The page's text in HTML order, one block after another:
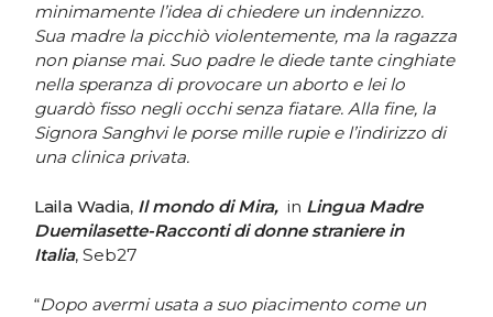
minimamente l’idea di chiedere un indennizzo.
Sua madre la picchiò violentemente, ma la ragazza
non pianse mai. Suo padre le diede tante cinghiate
nella speranza di provocare un aborto e lei lo
guardò fisso negli occhi senza fiatare. Alla fine, la
Signora Sanghvi le porse mille rupie e l’indirizzo di
una clinica privata.
Laila Wadia, Il mondo di Mira,in Lingua Madre
Duemilasette-Racconti di donne straniere in
Italia, Seb27
“Dopo avermi usata a suo piacimento come un